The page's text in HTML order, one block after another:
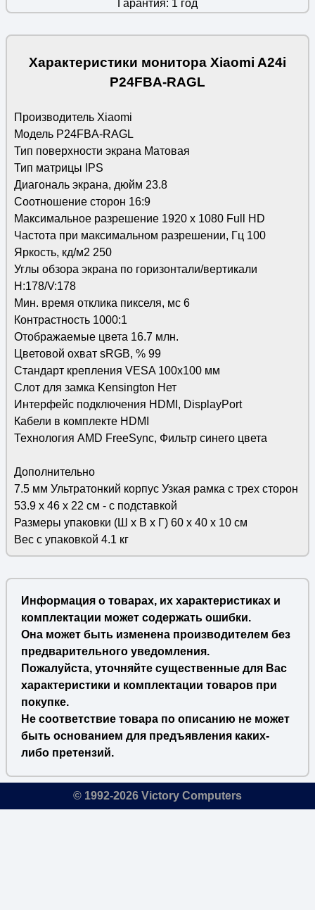
Гарантия: 1 год
Характеристики монитора Xiaomi A24i
P24FBA-RAGL
Производитель Xiaomi
Модель P24FBA-RAGL
Тип поверхности экрана Матовая
Тип матрицы IPS
Диагональ экрана, дюйм 23.8
Соотношение сторон 16:9
Максимальное разрешение 1920 x 1080 Full HD
Частота при максимальном разрешении, Гц 100
Яркость, кд/м2 250
Углы обзора экрана по горизонтали/вертикали
H:178/V:178
Мин. время отклика пикселя, мс 6
Контрастность 1000:1
Отображаемые цвета 16.7 млн.
Цветовой охват sRGB, % 99
Стандарт крепления VESA 100x100 мм
Слот для замка Kensington Нет
Интерфейс подключения HDMI, DisplayPort
Кабели в комплекте HDMI
Технология AMD FreeSync, Фильтр синего цвета
Дополнительно
7.5 мм Ультратонкий корпус Узкая рамка с трех сторон
53.9 x 46 x 22 см - с подставкой
Размеры упаковки (Ш х В х Г) 60 х 40 х 10 см
Вес с упаковкой 4.1 кг
Информация о товарах, их характеристиках и
комплектации может содержать ошибки.
Она может быть изменена производителем без
предварительного уведомления.
Пожалуйста, уточняйте существенные для Вас
характеристики и комплектации товаров при
покупке.
Не соответствие товара по описанию не может
быть основанием для предъявления каких-
либо претензий.
© 1992-2026 Victory Computers